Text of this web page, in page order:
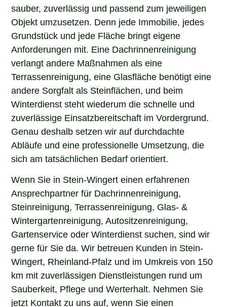
sauber, zuverlässig und passend zum jeweiligen
Objekt umzusetzen. Denn jede Immobilie, jedes
Grundstück und jede Fläche bringt eigene
Anforderungen mit. Eine Dachrinnenreinigung
verlangt andere Maßnahmen als eine
Terrassenreinigung, eine Glasfläche benötigt eine
andere Sorgfalt als Steinflächen, und beim
Winterdienst steht wiederum die schnelle und
zuverlässige Einsatzbereitschaft im Vordergrund.
Genau deshalb setzen wir auf durchdachte
Abläufe und eine professionelle Umsetzung, die
sich am tatsächlichen Bedarf orientiert.
Wenn Sie in Stein-Wingert einen erfahrenen
Ansprechpartner für Dachrinnenreinigung,
Steinreinigung, Terrassenreinigung, Glas- &
Wintergartenreinigung, Autositzenreinigung,
Gartenservice oder Winterdienst suchen, sind wir
gerne für Sie da. Wir betreuen Kunden in Stein-
Wingert, Rheinland-Pfalz und im Umkreis von 150
km mit zuverlässigen Dienstleistungen rund um
Sauberkeit, Pflege und Werterhalt. Nehmen Sie
jetzt Kontakt zu uns auf, wenn Sie einen